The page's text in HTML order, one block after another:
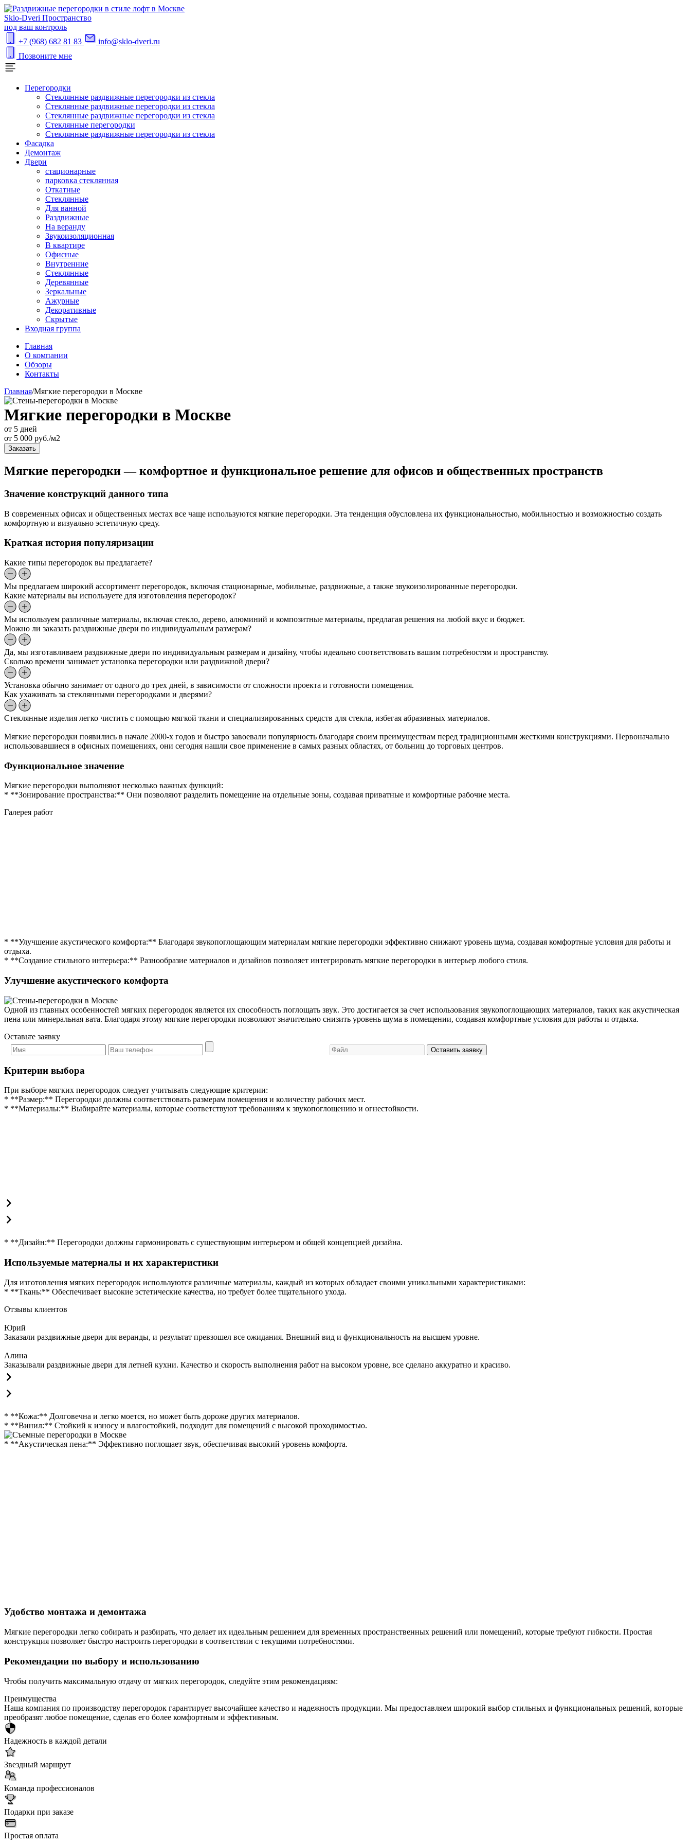
Sklo-Dveri Пространство
под ваш контроль
+7 (968) 682 81 83
info@sklo-dveri.ru
Позвоните мне
Перегородки
Стеклянные раздвижные перегородки из стекла
Стеклянные раздвижные перегородки из стекла
Стеклянные раздвижные перегородки из стекла
Стеклянные перегородки
Стеклянные раздвижные перегородки из стекла
Фасадка
Демонтаж
Двери
стационарные
парковка стеклянная
Откатные
Стеклянные
Для ванной
Раздвижные
На веранду
Звукоизоляционная
В квартире
Офисные
Внутренние
Стеклянные
Деревянные
Зеркальные
Ажурные
Декоративные
Скрытые
Входная группа
Главная
О компании
Обзоры
Контакты
Главная/Мягкие перегородки в Москве
Мягкие перегородки в Москве
от 5 дней
от 5 000 руб./м2
Заказать
Мягкие перегородки — комфортное и функциональное решение для офисов и общественных пространств
Значение конструкций данного типа
В современных офисах и общественных местах все чаще используются мягкие перегородки. Эта тенденция обусловлена их функциональностью, мобильностью и возможностью создать
комфортную и визуально эстетичную среду.
Краткая история популяризации
Какие типы перегородок вы предлагаете?
Мы предлагаем широкий ассортимент перегородок, включая стационарные, мобильные, раздвижные, а также звукоизолированные перегородки.
Какие материалы вы используете для изготовления перегородок?
Мы используем различные материалы, включая стекло, дерево, алюминий и композитные материалы, предлагая решения на любой вкус и бюджет.
Можно ли заказать раздвижные двери по индивидуальным размерам?
Да, мы изготавливаем раздвижные двери по индивидуальным размерам и дизайну, чтобы идеально соответствовать вашим потребностям и пространству.
Сколько времени занимает установка перегородки или раздвижной двери?
Установка обычно занимает от одного до трех дней, в зависимости от сложности проекта и готовности помещения.
Как ухаживать за стеклянными перегородками и дверями?
Стеклянные изделия легко чистить с помощью мягкой ткани и специализированных средств для стекла, избегая абразивных материалов.
Мягкие перегородки появились в начале 2000-х годов и быстро завоевали популярность благодаря своим преимуществам перед традиционными жесткими конструкциями. Первоначально
использовавшиеся в офисных помещениях, они сегодня нашли свое применение в самых разных областях, от больниц до торговых центров.
Функциональное значение
Мягкие перегородки выполняют несколько важных функций:
* **Зонирование пространства:** Они позволяют разделить помещение на отдельные зоны, создавая приватные и комфортные рабочие места.
Галерея работ
* **Улучшение акустического комфорта:** Благодаря звукопоглощающим материалам мягкие перегородки эффективно снижают уровень шума, создавая комфортные условия для работы и
отдыха.
* **Создание стильного интерьера:** Разнообразие материалов и дизайнов позволяет интегрировать мягкие перегородки в интерьер любого стиля.
Улучшение акустического комфорта
Одной из главных особенностей мягких перегородок является их способность поглощать звук. Это достигается за счет использования звукопоглощающих материалов, таких как акустическая
пена или минеральная вата. Благодаря этому мягкие перегородки позволяют значительно снизить уровень шума в помещении, создавая комфортные условия для работы и отдыха.
Оставьте заявку
Оставить заявку
Критерии выбора
При выборе мягких перегородок следует учитывать следующие критерии:
* **Размер:** Перегородки должны соответствовать размерам помещения и количеству рабочих мест.
* **Материалы:** Выбирайте материалы, которые соответствуют требованиям к звукопоглощению и огнестойкости.
* **Дизайн:** Перегородки должны гармонировать с существующим интерьером и общей концепцией дизайна.
Используемые материалы и их характеристики
Для изготовления мягких перегородок используются различные материалы, каждый из которых обладает своими уникальными характеристиками:
* **Ткань:** Обеспечивает высокие эстетические качества, но требует более тщательного ухода.
Отзывы клиентов
Юрий
Заказали раздвижные двери для веранды, и результат превзошел все ожидания. Внешний вид и функциональность на высшем уровне.
Алина
Заказывали раздвижные двери для летней кухни. Качество и скорость выполнения работ на высоком уровне, все сделано аккуратно и красиво.
* **Кожа:** Долговечна и легко моется, но может быть дороже других материалов.
* **Винил:** Стойкий к износу и влагостойкий, подходит для помещений с высокой проходимостью.
* **Акустическая пена:** Эффективно поглощает звук, обеспечивая высокий уровень комфорта.
Удобство монтажа и демонтажа
Мягкие перегородки легко собирать и разбирать, что делает их идеальным решением для временных пространственных решений или помещений, которые требуют гибкости. Простая
конструкция позволяет быстро настроить перегородки в соответствии с текущими потребностями.
Рекомендации по выбору и использованию
Чтобы получить максимальную отдачу от мягких перегородок, следуйте этим рекомендациям:
Преимущества
Наша компания по производству перегородок гарантирует высочайшее качество и надежность продукции. Мы предоставляем широкий выбор стильных и функциональных решений, которые
преобразят любое помещение, сделав его более комфортным и эффективным.
Надежность в каждой детали
Звездный маршрут
Команда профессионалов
Подарки при заказе
Простая оплата